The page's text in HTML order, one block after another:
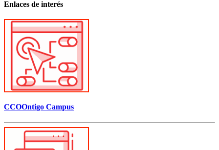
Enlaces de interés
CCOOntigo Campus